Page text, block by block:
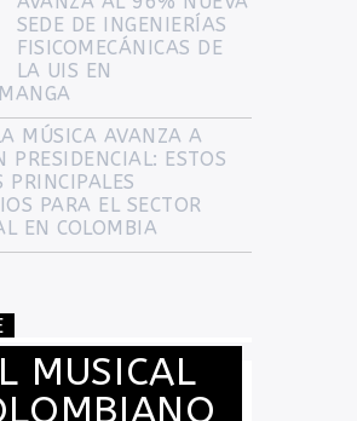
AVANZA AL 96% NUEVA
SEDE DE INGENIERÍAS
FISICOMECÁNICAS DE
LA UIS EN
MÚSICA AVANZA A
PRESIDENCIAL: ESTOS
PRINCIPALES
PARA EL SECTOR
EN COLOMBIA
MUSICAL